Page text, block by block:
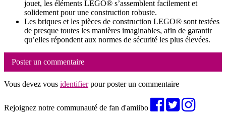
jouet, les éléments LEGO® s’assemblent facilement et
solidement pour une construction robuste.
Les briques et les pièces de construction LEGO® sont testées
de presque toutes les manières imaginables, afin de garantir
qu’elles répondent aux normes de sécurité les plus élevées.
Poster un commentaire
Vous devez vous identifierpour poster un commentaire
Rejoignez notre communauté de fan d'amiibo